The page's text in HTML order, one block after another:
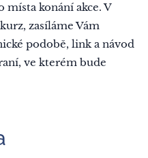
místa konání akce. V
zasíláme Vám
podobě, link a návod
ve kterém bude